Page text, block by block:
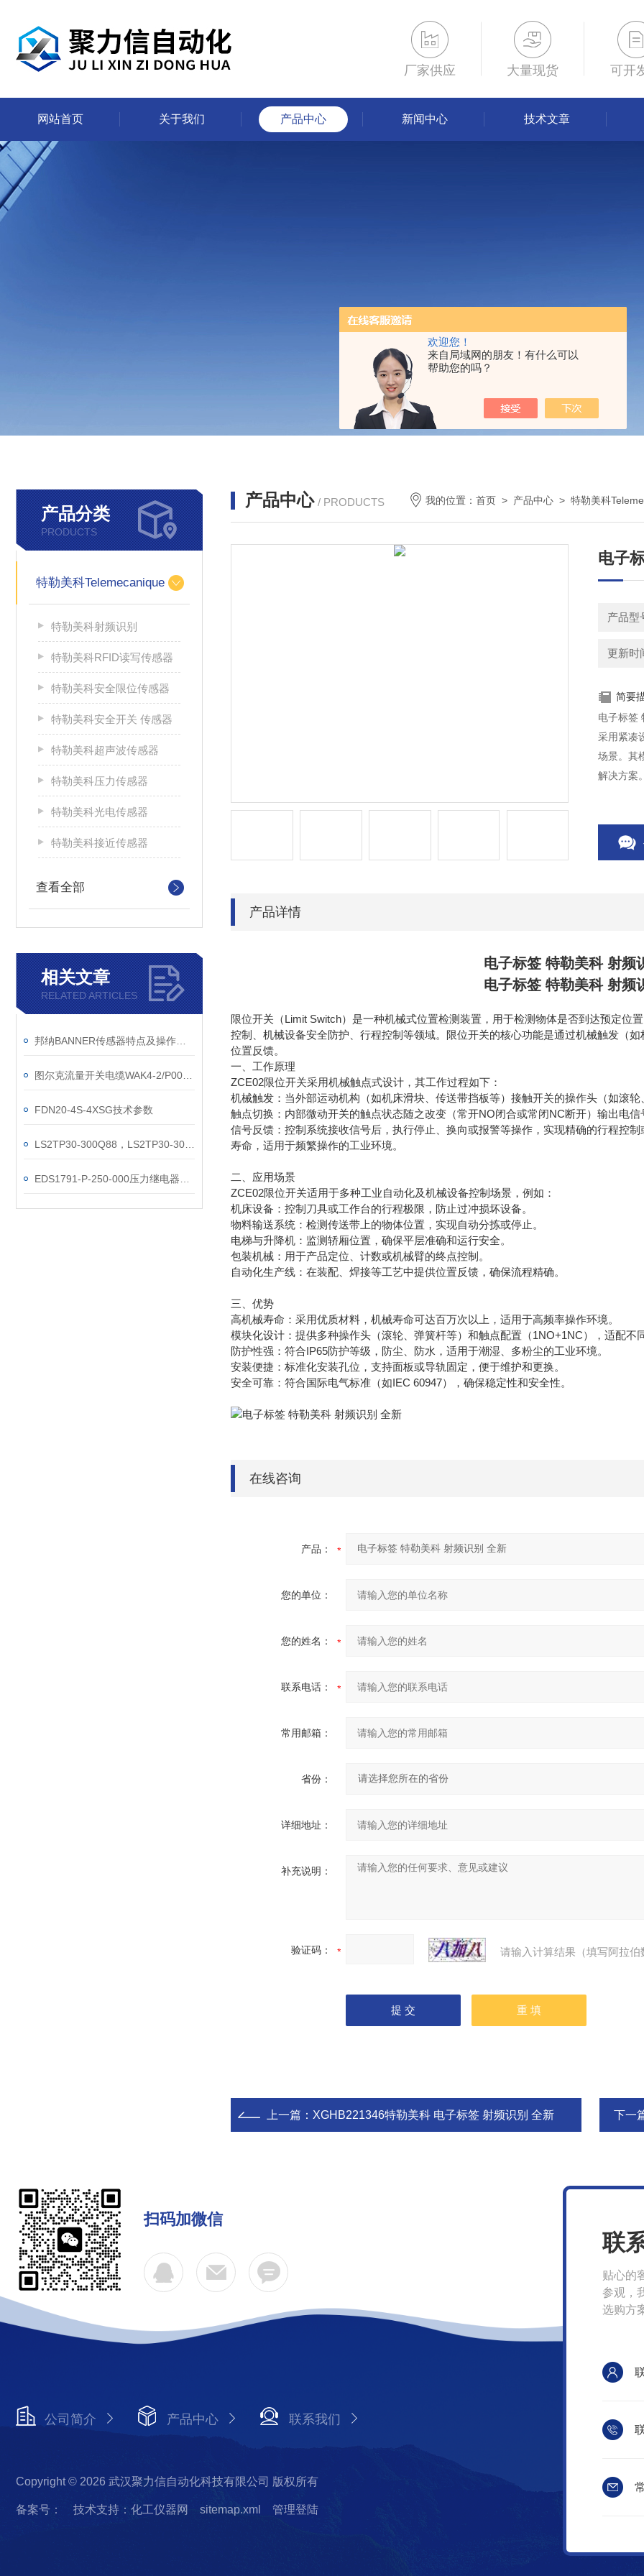
欢迎您！
来自局域网的朋友！有什么可以
帮助您的吗？
厂家供应 大量现货 可开
网站首页 关于我们 产品中心 新闻中心 技术文章
产品分类
PRODUCTS
特勒美科Telemecanique
特勒美科射频识别
特勒美科RFID读写传感器
特勒美科安全限位传感器
特勒美科安全开关 传感器
特勒美科超声波传感器
特勒美科压力传感器
特勒美科光电传感器
特勒美科接近传感器
查看全部
相关文章
RELATED ARTICLES
FDN20-4S-4XSG技术参数
产品中心 / PRODUCTS 我的位置：首页 > 产品中心 >特勒美科
电子
产品型
更新时
简要
电子标签
采用紧凑
场景。其
解决方案。
产品详情
电子标签 特勒美科 射频
电子标签 特勒美科 射频
限位开关（Limit Switch）是一种机械式位置检测装置，用于检测物体是否到达预定位
控制、机械设备安全防护、行程控制等领域。限位开关的核心功能是通过机械触发（
位置反馈。
一、工作原理
ZCE02限位开关采用机械触点式设计，其工作过程如下：
机械触发：当外部运动机构（如机床滑块、传送带挡板等）接触开关的操作头（如滚
触点切换：内部微动开关的触点状态随之改变（常开NO闭合或常闭NC断开）输出电信
信号反馈：控制系统接收信号后，执行停止、换向或报警等操作，实现精确的行程控
寿命，适用于频繁操作的工业环境。
二、应用场景
ZCE02限位开关适用于多种工业自动化及机械设备控制场景，例如：
机床设备：控制刀具或工作台的行程极限，防止过冲损坏设备。
物料输送系统：检测传送带上的物体位置，实现自动分拣或停止。
电梯与升降机：监测轿厢位置，确保平层准确和运行安全。
包装机械：用于产品定位、计数或机械臂的终点控制。
自动化生产线：在装配、焊接等工艺中提供位置反馈，确保流程精确。
三、优势
高机械寿命：采用优质材料，机械寿命可达百万次以上，适用于高频率操作环境。
模块化设计：提供多种操作头（滚轮、弹簧杆等）和触点配置（1NO+1NC），适配不
防护性强：符合IP65防护等级，防尘、防水，适用于潮湿、多粉尘的工业环境。
安装便捷：标准化安装孔位，支持面板或导轨固定，便于维护和更换。
安全可靠：符合国际电气标准（如IEC 60947），确保稳定性和安全性。
在线咨询
产品：
您的单位：
您的姓名：
联系电话：
常用邮箱：
省份：
详细地址：
补充说明：
验证码： 请输入计算结果（填写阿拉
上一篇： XGHB221346特勒美科 电子标签 射频识别 全新 下一
扫码加微信
公司简介 产品中心 联系我们
Copyright © 2026 武汉聚力信自动化科技有限公司 版权所有
备案号： 技术支持：化工仪器网 sitemap.xml 管理登陆
联
贴心的
参观，
选购方